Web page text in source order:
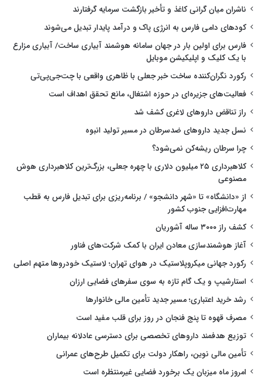
ناشران میان گرانی کاغذ و تأخیر بازگشت سرمایه گرفتارند
کودهای دامی فارس به انرژی پاک و درآمد پایدار تبدیل می‌شوند
فارس برای اولین بار در جهان سامانه هوشمند آبیاری ساخت/ آبیاری مزارع
با یک کلیک و اپلیکیشن موبایل
رکورد نگران‌کننده ساخت خبر جعلی با ظاهری واقعی با چت‌جی‌پی‌تی
فعالیت‌های جزیره‌ای در حوزه اشتغال، مانع تحقق اهداف است
راز تناقض داروهای لاغری کشف شد
نسل جدید داروهای ضدسرطان در مسیر تولید انبوه
چرا سرطان ریشه‌کن نمی‌شود؟
کلاهبرداری ۲۵ میلیون دلاری با چهره جعلی، بزرگ‌ترین کلاهبرداری هوش
مصنوعی
از «دانشگاه» تا «شهر دانشجو» / برنامه‌ریزی برای تبدیل فارس به قطب
مهارت‌افزایی جنوب کشور
کشف راز ۳۰۰۰ ساله آشوریان
آغاز هوشمندسازی معادن ایران با کمک شرکت‌های فناور
رکورد جهانی میکروپلاستیک در هوای تهران؛ لاستیک خودروها متهم اصلی
استارشیپ و یک گام تازه به سوی سفرهای فضایی ارزان
رشد خرید اعتباری؛ مسیر جدید تأمین مالی خانوارها
مصرف قهوه تا پنج فنجان در روز برای قلب مفید است
توزیع هدفمند داروهای تخصصی برای دسترسی عادلانه بیماران
تأمین مالی نوین، راهکار دولت برای تکمیل طرح‌های عمرانی
امروز ماه میزبان یک برخورد فضایی غیرمنتظره است